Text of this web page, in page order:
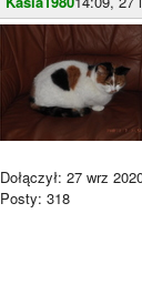
Dołączył: 27 wrz
Posty: 318